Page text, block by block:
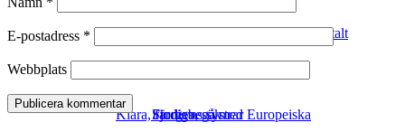
Föredrag på annan ort eller digitalt
Studiebesök
Samarbeten & leverantörer
Fjorgyns systrar
Klara, färdiga, gå med Europeiska
E-postadress *
Webbplats